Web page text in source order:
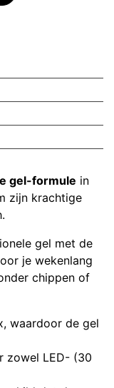
gel-formule in
zijn krachtige
gel met de
je wekenlang
chippen of
waardoor de gel
zowel LED- (30